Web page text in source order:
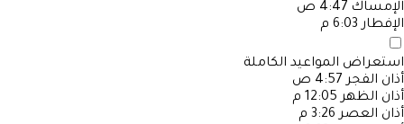
الإمساك 4:47 ص
الإفطار 6:03 م
استعراض المواعيد الكاملة
أذان الفجر 4:57 ص
أذان الظهر 12:05 م
أذان العصر 3:26 م